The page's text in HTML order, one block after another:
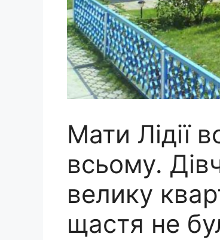
Мати Лідії
всьому.
велику
щастя не